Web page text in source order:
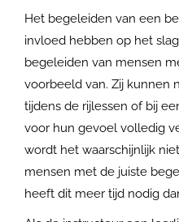
Het begeleiden van een
invloed hebben op het
begeleiden van mensen
voorbeeld van. Zij kunnen
tijdens de rijlessen of bij
voor hun gevoel volledig
wordt het waarschijnlijk
mensen met de juiste
heeft dit meer tijd nodig